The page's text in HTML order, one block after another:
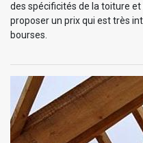
des spécificités de la toiture
proposer un prix qui est très
bourses.